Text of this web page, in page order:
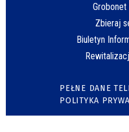
Grobonet
Zbieraj
Biuletyn
PEŁNE DANE
POLITYKA